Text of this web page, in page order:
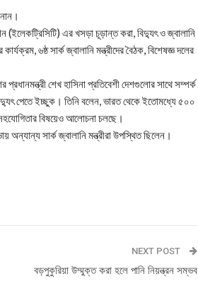
(ইলেকট্রিসিটি) এর খসড়া চূড়ান্ত করা, বিদ্যুৎ ও জ্বালানি
৬ষ্ঠ সার্ক জ্বালানি মন্ত্রীদের বৈঠক, বিশেষজ্ঞ দলের
শেখ হাসিনা প্রতিবেশী দেশগুলোর সাথে সম্পর্ক
পেতে ইচ্ছুক। তিনি বলেন, ভারত থেকে ইতোমধ্যে ৫০০
বিষয়েও আলোচনা চলছে।
অন্যান্য সার্ক জ্বালানি মন্ত্রীরা উপস্থিত ছিলেন।
NEXT POST
বড়পুকুরিয়া উম্মুক্ত করা হলে পানি নিয়ন্ত্রন সম্ভব